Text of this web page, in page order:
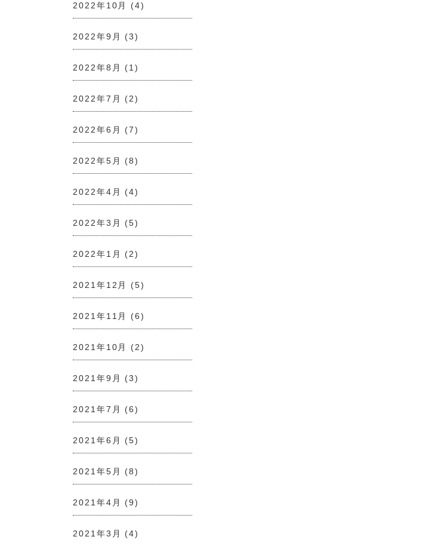
2022年10月 (4)
2022年9月 (3)
2022年8月 (1)
2022年7月 (2)
2022年6月 (7)
2022年5月 (8)
2022年4月 (4)
2022年3月 (5)
2022年1月 (2)
2021年12月 (5)
2021年11月 (6)
2021年10月 (2)
2021年9月 (3)
2021年7月 (6)
2021年6月 (5)
2021年5月 (8)
2021年4月 (9)
2021年3月 (4)